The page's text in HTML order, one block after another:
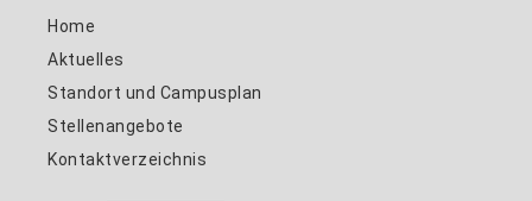
Home
Aktuelles
Standort und Campusplan
Stellenangebote
Kontaktverzeichnis